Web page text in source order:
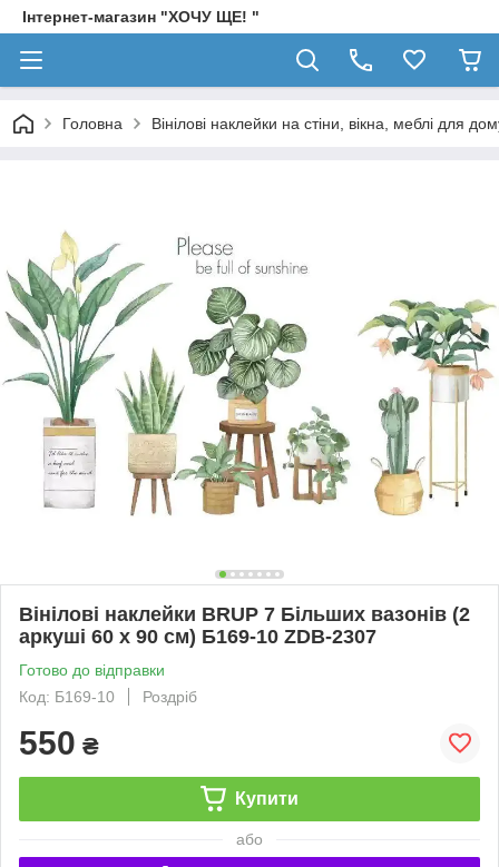
Інтернет-магазин "ХОЧУ ЩЕ! "
Головна Вінілові наклейки на стіни, вікна, меблі для
Вінілові наклейки BRUP 7 Більших вазонів (2
аркуші 60 х 90 см) Б169-10 ZDB-2307
Готово до відправки
Код: Б169-10
Роздріб
550 ₴
Купити
або